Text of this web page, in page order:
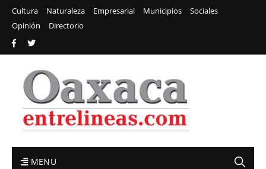
Cultura Naturaleza Empresarial Municipios
Sociales
Opinión
Directorio
MENU